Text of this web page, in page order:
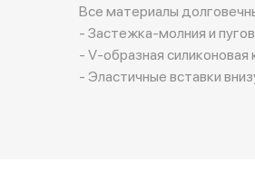
Все материалы
- Застежка-молния и
- V-образная силиконовая
- Эластичные вставки